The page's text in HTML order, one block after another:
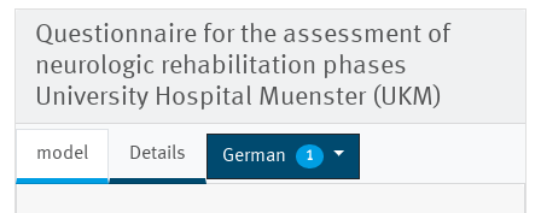
Questionnaire for the assessment of
neurologic rehabilitation phases
University Hospital Muenster (UKM)
model Details German 1